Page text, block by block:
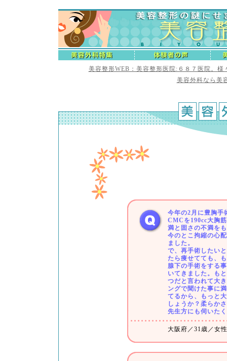
美容整形WEB：美容整形医院:６８７医院。
美容外科なら美
今年の2月に豊胸手
CMCを190cc大胸
満と固さの不満を
今のとこ拘縮の心
ました。
で、再手術したい
たら痩せてても、
腺下の手術をする
いてきました。も
つだと言われて大
ングで聞けた事に
てるから、もっと
しょうか？柔らか
先生方にも伺いた
大阪府／31歳／女